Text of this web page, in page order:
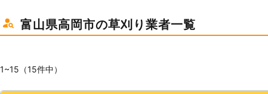
富山県高岡市の草刈り業者一覧
1~15（15件中）